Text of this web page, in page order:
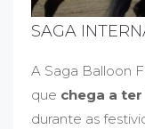
SAGA
A Saga Balloon
que chega a
durante as